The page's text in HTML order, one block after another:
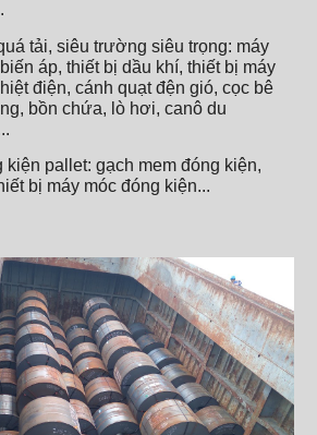
tải, siêu trường siêu trọng: máy
áp, thiết bị dầu khí, thiết bị máy
điện, cánh quạt đện gió, cọc bê
bồn chứa, lò hơi, canô du
kiện pallet: gạch mem đóng kiện,
bị máy móc đóng kiện...